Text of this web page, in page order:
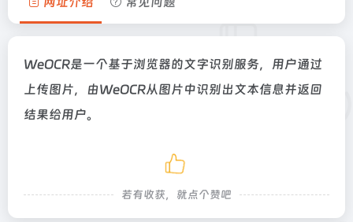
WeOCR是一个基于浏览器的文字识别服务，用户通过
上传图片，由WeOCR从图片中识别出文本信息并返回
结果给用户。
若有收获，就点个赞吧